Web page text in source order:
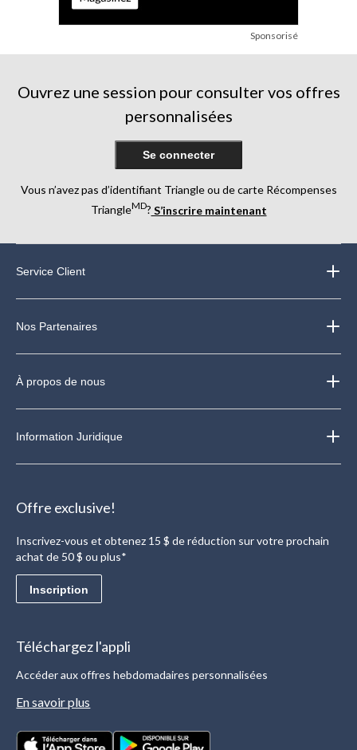
Sponsorisé
Ouvrez une session pour consulter vos offres
personnalisées
Se connecter
Vous n’avez pas d’identifiant Triangle ou de carte Récompenses
TriangleMD? S’inscrire maintenant
Service Client
Nos Partenaires
À propos de nous
Information Juridique
Offre exclusive!
Inscrivez-vous et obtenez 15 $ de réduction sur votre prochain
achat de 50 $ ou plus*
Inscription
Téléchargez l'appli
Accéder aux offres hebdomadaires personnalisées
En savoir plus